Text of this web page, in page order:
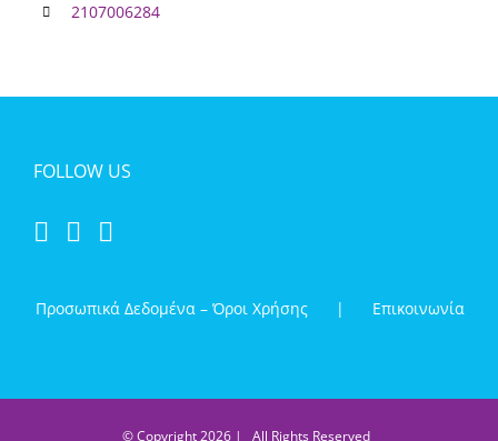
2107006284
FOLLOW US
Προσωπικά Δεδομένα – Όροι Χρήσης Επικοινωνία
© Copyright2026 | All Rights Reserved